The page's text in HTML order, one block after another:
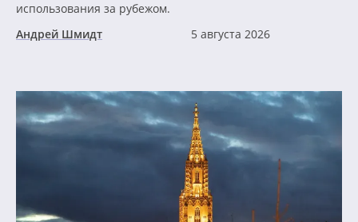
использования за рубежом.
Андрей Шмидт
5 августа 2026